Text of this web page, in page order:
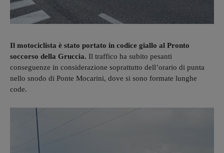
Il motociclista è stato portato in codice giallo al Pronto
soccorso della Gruccia. Il traffico ha subito pesanti
conseguenze in considerazione soprattutto dell’orario di punta
nello snodo di Ponte Mocarini, dove si sono formate lunghe
code.